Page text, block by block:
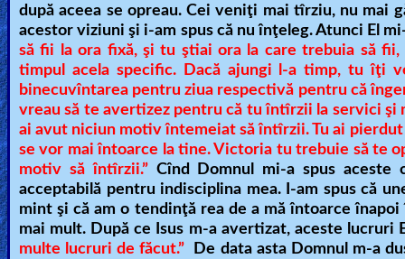
după aceea se opreau. Cei veniţi mai tîrziu, nu mai
acestor viziuni şi i-am spus că nu înţeleg. Atunci El
să fii la ora fixă, şi tu ştiai ora la care trebuia să
timpul acela specific. Dacă ajungi l-a timp, tu îţi
binecuvîntarea pentru ziua respectivă pentru că
vreau să te avertizez pentru că tu întîrzii la servici şi
ai avut niciun motiv întemeiat să întîrzii. Tu ai
se vor mai întoarce la tine. Victoria tu trebuie să te
motiv să întîrzii.” Cînd Domnul mi-a spus
acceptabilă pentru indisciplina mea. I-am spus că
mint şi că am o tendinţă rea de a mă întoarce
mai mult. După ce Isus m-a avertizat, aceste lucruri
multe lucruri de făcut.”
De data asta Domnul m-a